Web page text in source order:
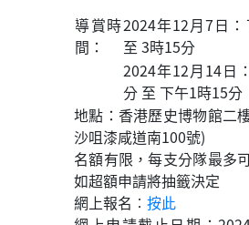
導賞時
間：
2024年12月7日
至 3時15分
2024年12月14日
分 至 下午1時15分
地點：香港歷史博物館二
沙咀漆咸道南100號)
名額有限，每支分隊最多
如超額申請將抽籤決定
網上報名︰ 按此